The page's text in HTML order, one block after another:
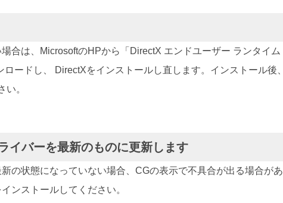
場合は、MicrosoftのHPから「DirectX エンドユーザー ランタイム
ードし、 DirectXをインストールし直します。インストール後、
い。
イバーを最新のものに更新します
の状態になっていない場合、CGの表示で不具合が出る場合があ
ンストールしてください。